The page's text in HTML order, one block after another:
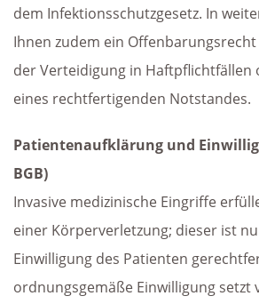
dem Infektionsschutzgesetz. In
Ihnen zudem ein Offenbarungsrecht
der Verteidigung in Haftpflichtfällen
eines rechtfertigenden Notstandes.
Patientenaufklärung und
BGB)
Invasive medizinische Eingriffe
einer Körperverletzung; dieser ist
Einwilligung des Patienten
ordnungsgemäße Einwilligung setzt